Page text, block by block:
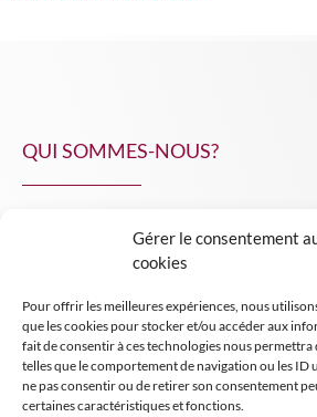
Gérer le consentement
cookies
Pour offrir les meilleures expériences, nous
que les cookies pour stocker et/ou accéder aux
fait de consentir à ces technologies nous permettra
telles que le comportement de navigation ou les ID
ne pas consentir ou de retirer son consentement
certaines caractéristiques et fonctions.
QUI SOMMES-NOUS?
INSIGHT NPA